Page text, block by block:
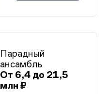
Парадный
ансамбль
От 6,4 до 21,5
млн ₽